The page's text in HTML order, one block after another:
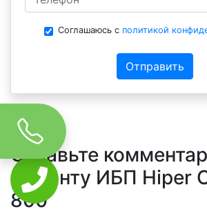
Соглашаюсь с политикой
Отправить
Оставьте
ремонту ИБП Hiper
800